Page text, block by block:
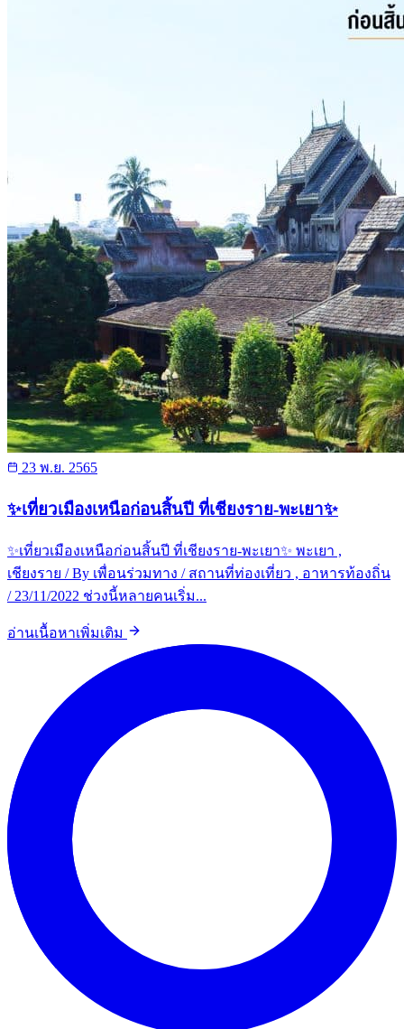
23 พ.ย. 2565
✨เที่ยวเมืองเหนือก่อนสิ้นปี ที่เชียงราย-พะเยา✨
✨เที่ยวเมืองเหนือก่อนสิ้นปี ที่เชียงราย-พะเยา✨ พะเยา ,
เชียงราย / By เพื่อนร่วมทาง / สถานที่ท่องเที่ยว , อาหารท้องถิ่น
/ 23/11/2022 ช่วงนี้หลายคนเริ่ม...
อ่านเนื้อหาเพิ่มเติม